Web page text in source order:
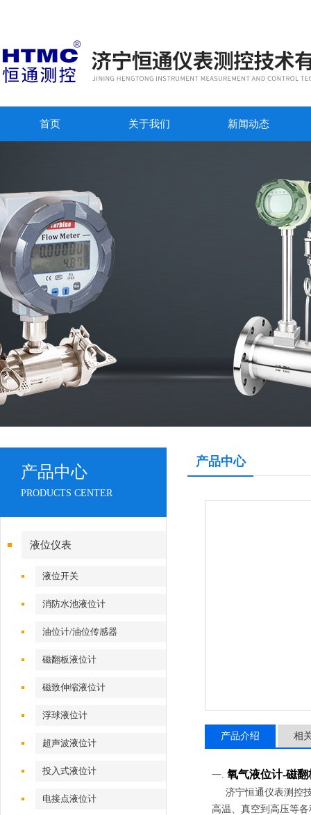
首页 关于我们 新闻动态
产品中心
PRODUCTS CENTER
液位仪表
液位开关
消防水池液位计
油位计/油位传感器
磁翻板液位计
磁致伸缩液位计
浮球液位计
超声波液位计
投入式液位计
电接点液位计
产品中心
产品介绍 相
一. 氧气液位计-磁
济宁恒通仪表测控
高温、真空到高压等